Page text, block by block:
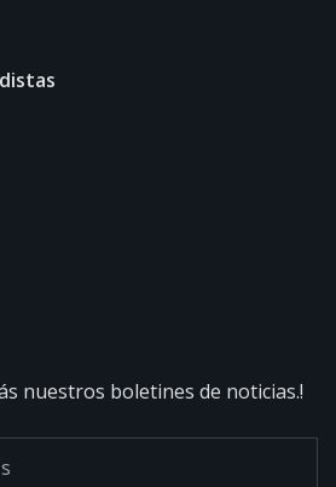
nuestros boletines de noticias.!